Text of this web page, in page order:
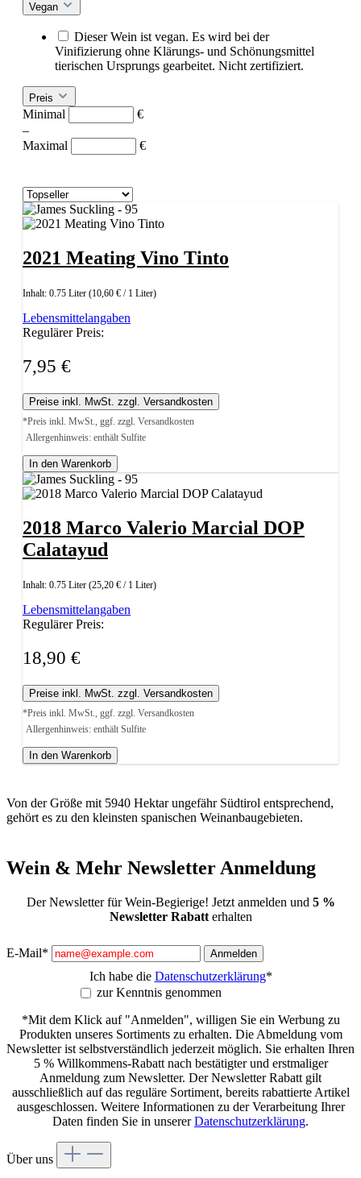
Vegan
Dieser Wein ist vegan. Es wird bei der
Vinifizierung ohne Klärungs- und Schönungsmittel
tierischen Ursprungs gearbeitet. Nicht zertifiziert.
Preis
Minimal
€
–
Maximal
€
2021 Meating Vino Tinto
Inhalt: 0.75 Liter (10,60 € / 1 Liter)
Lebensmittelangaben
Regulärer Preis:
7,95 €
Preise inkl. MwSt. zzgl. Versandkosten
*Preis inkl. MwSt., ggf. zzgl. Versandkosten
Allergenhinweis: enthält Sulfite
In den Warenkorb
2018 Marco Valerio Marcial DOP
Calatayud
Inhalt: 0.75 Liter (25,20 € / 1 Liter)
Lebensmittelangaben
Regulärer Preis:
18,90 €
Preise inkl. MwSt. zzgl. Versandkosten
*Preis inkl. MwSt., ggf. zzgl. Versandkosten
Allergenhinweis: enthält Sulfite
In den Warenkorb
Von der Größe mit 5940 Hektar ungefähr Südtirol entsprechend,
gehört es zu den kleinsten spanischen Weinanbaugebieten.
Wein & Mehr Newsletter Anmeldung
Der Newsletter für Wein-Begierige! Jetzt anmelden und 5 %
Newsletter Rabatterhalten
E-Mail* Anmelden
Ich habe die Datenschutzerklärung*
zur Kenntnis genommen
*Mit dem Klick auf "Anmelden", willigen Sie ein Werbung zu
Produkten unseres Sortiments zu erhalten. Die Abmeldung vom
Newsletter ist selbstverständlich jederzeit möglich. Sie erhalten Ihren
5 % Willkommens-Rabatt nach bestätigter und erstmaliger
Anmeldung zum Newsletter. Der Newsletter Rabatt gilt
ausschließlich auf das reguläre Sortiment, bereits rabattierte Artikel
ausgeschlossen. Weitere Informationen zu der Verarbeitung Ihrer
Daten finden Sie in unsererDatenschutzerklärung.
Über uns